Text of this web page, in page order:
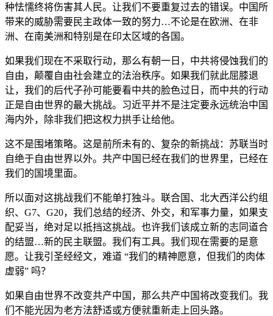
种怯懦终将伤害其人民。让我们不要重复过去的错误。中国所
带来的威胁需要民主政体一致的努力…不论是在欧洲、在非
洲、在南美洲和特别是在印太区域的各国。
如果我们现在不采取行动，那么有朝一日，中共将侵蚀我们的
自由，颠覆自由社会建立的法治秩序。如果我们就此屈膝退
让，我们的后代子孙可能要看中共的脸色过日，而中共的行动
正是自由世界的最大挑战。习近平并不是注定要永远统治中国
海内外，除非我们把这权力拱手让给他。
这不是围堵策略。这是前所未有的、复杂的新挑战：苏联当时
自绝于自由世界以外。共产中国已经在我们的世界里，已经在
我们的国境里面。
所以面对这挑战我们不能单打独斗。联合国、北大西洋公约组
织、G7、G20，我们总结的经济、外交，和军事力量，如果支
配妥当，绝对足以抵挡这挑战。也许我们该成立新的志同道合
的结盟…新的民主联盟。我们有工具。我们现在需要的是意
愿。让我引圣经经文，难道 “我们的精神愿意，但我们的肉体
虚弱” 吗？
如果自由世界不改变共产中国，那么共产中国将改变我们。我
们不能光因为老方法舒适或方便就重新走上回头路。